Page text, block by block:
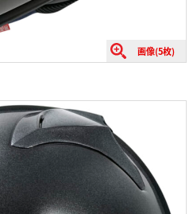
画像(5枚)